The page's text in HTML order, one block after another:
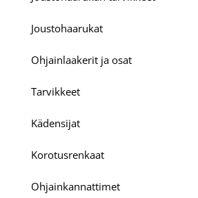
Joustohaarukat
Ohjainlaakerit ja osat
Tarvikkeet
Kädensijat
Korotusrenkaat
Ohjainkannattimet